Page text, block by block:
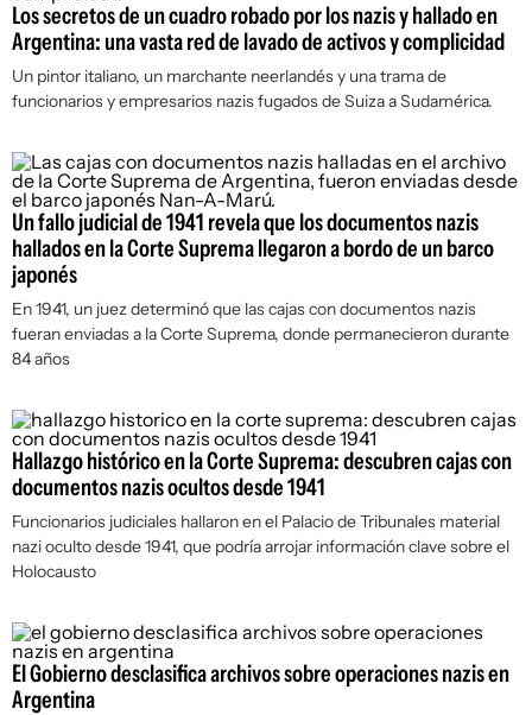
Los secretos de un cuadro robado por los nazis y hallado en
Argentina: una vasta red de lavado de activos y complicidad
Un pintor italiano, un marchante neerlandés y una trama de
funcionarios y empresarios nazis fugados de Suiza a Sudamérica.
Un fallo judicial de 1941 revela que los documentos nazis
hallados en la Corte Suprema llegaron a bordo de un barco
japonés
En 1941, un juez determinó que las cajas con documentos nazis
fueran enviadas a la Corte Suprema, donde permanecieron durante
84 años
Hallazgo histórico en la Corte Suprema: descubren cajas con
documentos nazis ocultos desde 1941
Funcionarios judiciales hallaron en el Palacio de Tribunales material
nazi oculto desde 1941, que podría arrojar información clave sobre el
Holocausto
El Gobierno desclasifica archivos sobre operaciones nazis en
Argentina